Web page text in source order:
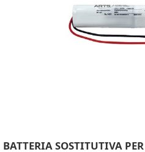
BATTERIA SOSTITUTIVA